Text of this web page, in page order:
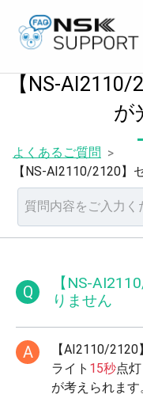
【NS-
が
よくあるご質問 >
【NS-AI2110/2120】
Q
【NS-
りません
A
【AI2110/
ライト 15秒点
が考えられます